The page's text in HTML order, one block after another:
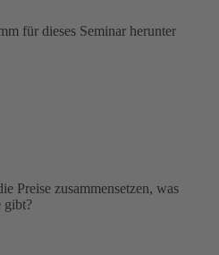
für dieses Seminar herunter
Preise zusammensetzen, was
gibt?